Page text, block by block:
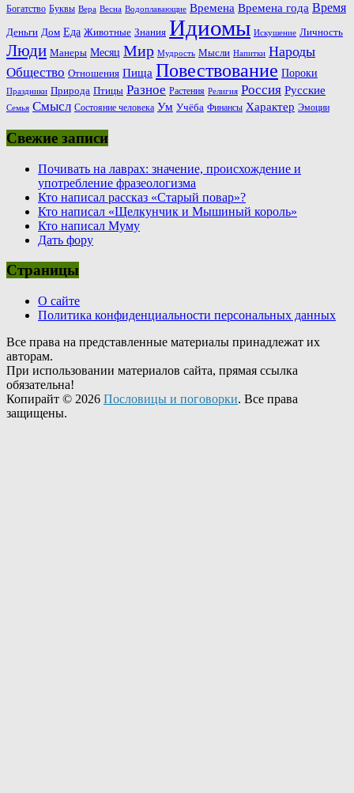
Богатство Буквы Вера Весна Водоплавающие Времена Времена года Время
Деньги Дом Еда Животные Знания Идиомы Искушение Личность
Люди Манеры Месяц Мир Мудрость Мысли Напитки Народы
Общество Отношения Пища Повествование Пороки
Праздники Природа Птицы Разное Растения Религия Россия Русские
Семья Смысл Состояние человека Ум Учёба Финансы Характер Эмоции
Свежие записи
Почивать на лаврах: значение, происхождение и
употребление фразеологизма
Кто написал рассказ «Старый повар»?
Кто написал «Щелкунчик и Мышиный король»
Кто написал Муму
Дать фору
Страницы
О сайте
Политика конфиденциальности персональных данных
Все права на представленные материалы принадлежат их
авторам.
При использовании материалов сайта, прямая ссылка
обязательна!
Копирайт © 2026 Пословицы и поговорки. Все права
защищены.